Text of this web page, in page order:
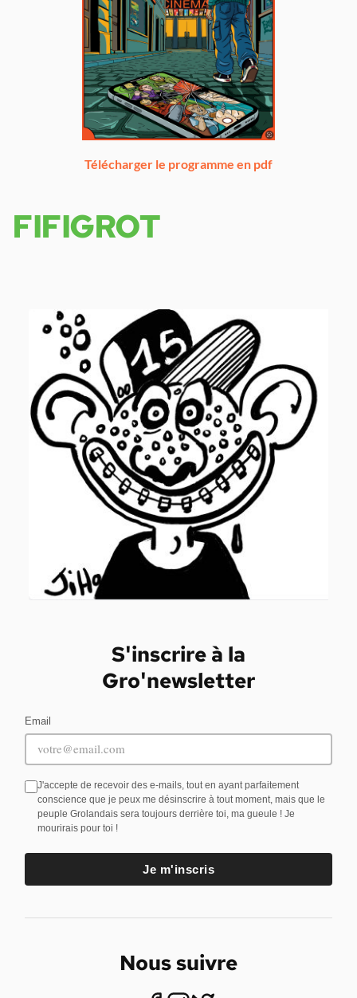
FIFIGROT
S'inscrire à la
Gro'newsletter
Email
J'accepte de recevoir des e-mails, tout en ayant parfaitement
conscience que je peux me désinscrire à tout moment, mais que le
peuple Grolandais sera toujours derrière toi, ma gueule ! Je
mourirais pour toi !
Je m'inscris
Nous suivre
Télécharger le programme en pdf